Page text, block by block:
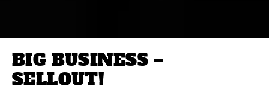
BIG BUSINESS –
SELLOUT!